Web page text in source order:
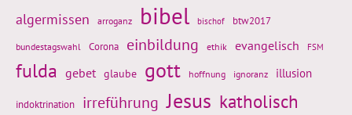
algermissen arroganz bibel bischof btw2017
bundestagswahl Corona einbildung ethik evangelisch FSM
fulda gebet glaube gott hoffnung ignoranz illusion
indoktrination irreführung Jesus katholisch